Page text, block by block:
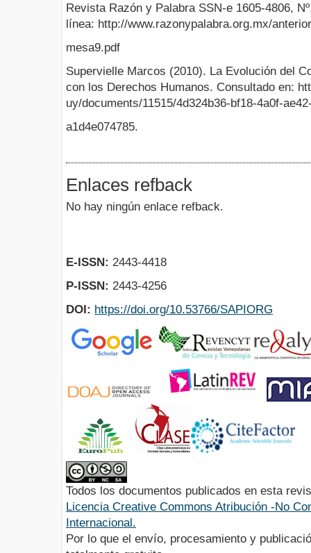
Revista Razón y Palabra SSN-e 1605-4806,
línea: http://www.razonypalabra.org.mx/
mesa9.pdf
Supervielle Marcos (2010). La Evolución del
con los Derechos Humanos. Consultado en:
uy/documents/11515/4d324b36-bf18-4a0f-
a1d4e074785.
Enlaces refback
No hay ningún enlace refback.
E-ISSN: 2443-4418
P-ISSN: 2443-4256
DOI: https://doi.org/10.53766/SAPIORG
Todos los documentos publicados en esta
Licencia Creative Commons Atribución -No
Internacional.
Por lo que el envío, procesamiento y